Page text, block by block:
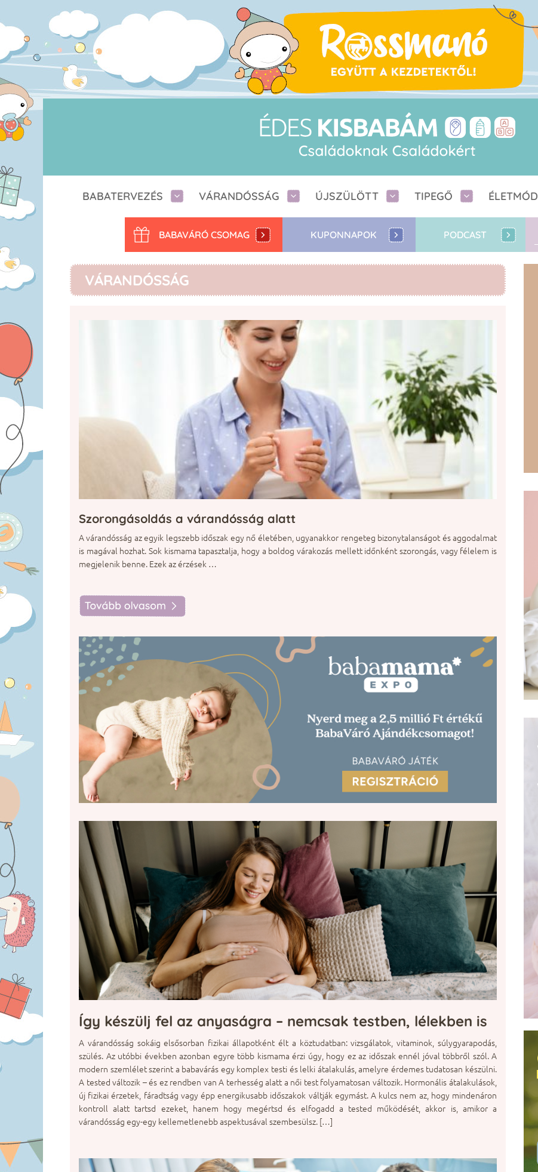
BABATERVEZÉS VÁRANDÓSSÁG ÚJSZÜLÖTT TIPEGŐ ÉLETMÓD
BABAVÁRÓ CSOMAG KUPONNAPOK PODCAST
VÁRANDÓSSÁG
Szorongásoldás a várandósság alatt
A várandósság az egyik legszebb időszak egy nő életében, ugyanakkor rengeteg bizonytalanságot és aggodalmat
is magával hozhat. Sok kismama tapasztalja, hogy a boldog várakozás mellett időnként szorongás, vagy félelem is
megjelenik benne. Ezek az érzések …
Így készülj fel az anyaságra – nemcsak testben, lélekben is
A várandósság sokáig elsősorban fizikai állapotként élt a köztudatban: vizsgálatok, vitaminok, súlygyarapodás,
szülés. Az utóbbi években azonban egyre több kismama érzi úgy, hogy ez az időszak ennél jóval többről szól. A
modern szemlélet szerint a babavárás egy komplex testi és lelki átalakulás, amelyre érdemes tudatosan készülni.
A tested változik – és ez rendben van A terhesség alatt a női test folyamatosan változik. Hormonális átalakulások,
új fizikai érzetek, fáradtság vagy épp energikusabb időszakok váltják egymást. A kulcs nem az, hogy mindenáron
kontroll alatt tartsd ezeket, hanem hogy megértsd és elfogadd a tested működését, akkor is, amikor a
várandósság egy-egy kellemetlenebb aspektusával szembesülsz. […]